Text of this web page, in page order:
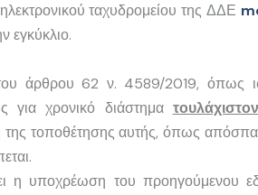
ταχυδρομείου της ΔΔΕ
εγκύκλιο.
άρθρου 62 ν. 4589/2019, όπως
για χρονικό διάστημα
τοποθέτησης αυτής, όπως
η υποχρέωση του προηγούμενου